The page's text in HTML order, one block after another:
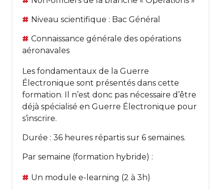
Niveau scientifique : Bac Général
Connaissance générale des opérations
aéronavales
Les fondamentaux de la Guerre
Électronique sont présentés dans cette
formation. Il n’est donc pas nécessaire d’être
déjà spécialisé en Guerre Électronique pour
s’inscrire.
Durée : 36 heures répartis sur 6 semaines.
Par semaine (formation hybride) :
Un module e-learning (2 à 3h)